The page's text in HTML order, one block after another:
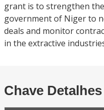
grant is to strengthen
government of Niger to
deals and monitor
in the extractive
Chave Detalhes